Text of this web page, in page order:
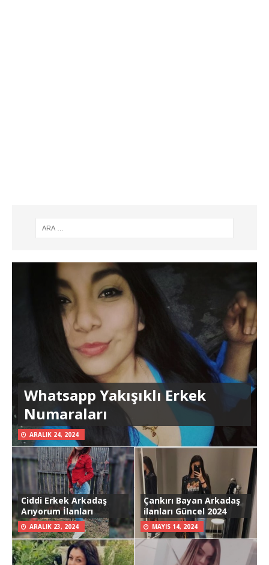
Whatsapp Yakışıklı Erkek
Numaraları
ARALIK 24, 2024
Ciddi Erkek Arkadaş
Arıyorum İlanları
ARALIK 23, 2024
Çankırı Bayan Arkadaş
ilanları Güncel 2024
MAYIS 14, 2024